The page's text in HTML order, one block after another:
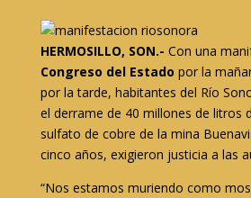
HERMOSILLO, SON.- Con una
Congreso del Estado por la
por la tarde, habitantes del Río
el derrame de 40 millones de litros
sulfato de cobre de la mina
cinco años, exigieron justicia a las
“Nos estamos muriendo como